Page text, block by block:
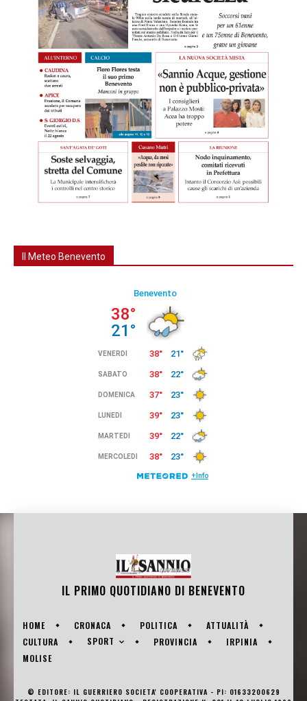
Il Meteo Benevento
IL PRIMO QUOTIDIANO DI BENEVENTO
HOME CRONACA POLITICA
ATTUALITÀ
CULTURA
SPORT PROVINCIA
IRPINIA
MOLISE
© EDITORE: IL GUERRIERO SOCIETA' COOPERATIVA - PI: 01633200629